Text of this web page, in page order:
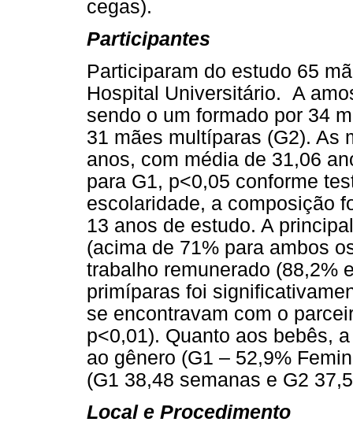
cegas).
Participantes
Participaram do estudo 65
Hospital Universitário. A
sendo o um formado por 34
31 mães multíparas (G2). As
anos, com média de 31,06
para G1, p<0,05 conforme
escolaridade, a composição
13 anos de estudo. A
(acima de 71% para ambos
trabalho remunerado (88,2%
primíparas foi
se encontravam com o
p<0,01). Quanto aos bebês,
ao gênero (G1 – 52,9%
(G1 38,48 semanas e G2
Local e Procedimento